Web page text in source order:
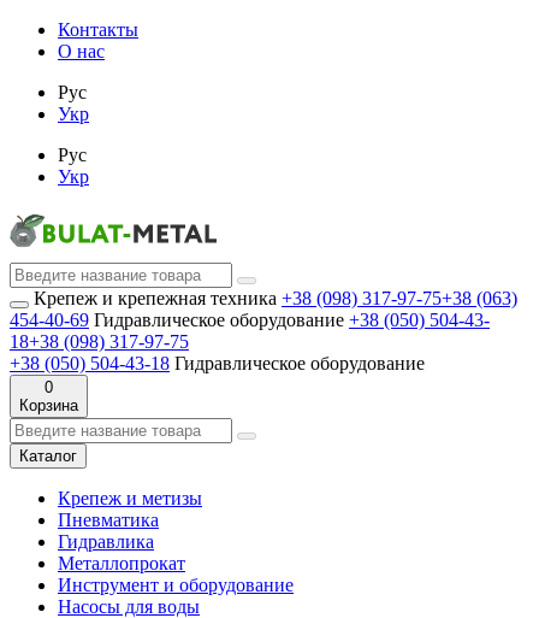
Контакты
О нас
Рус
Укр
Рус
Укр
Крепеж и крепежная техника +38 (098) 317-97-75+38 (063)
454-40-69 Гидравлическое оборудование +38 (050) 504-43-
18+38 (098) 317-97-75
+38 (050) 504-43-18 Гидравлическое оборудование
0
Корзина
Каталог
Крепеж и метизы
Пневматика
Гидравлика
Металлопрокат
Инструмент и оборудование
Насосы для воды